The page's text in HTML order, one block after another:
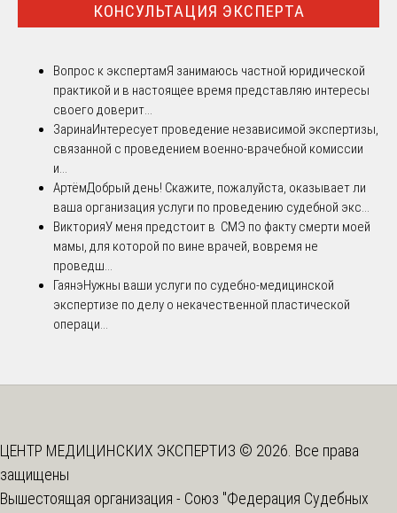
КОНСУЛЬТАЦИЯ ЭКСПЕРТА
Вопрос к экспертамЯ занимаюсь частной юридической
практикой и в настоящее время представляю интересы
своего доверит...
ЗаринаИнтересует проведение независимой экспертизы,
связанной с проведением военно-врачебной комиссии
и...
АртёмДобрый день! Скажите, пожалуйста, оказывает ли
ваша организация услуги по проведению судебной экс...
ВикторияУ меня предстоит в СМЭ по факту смерти моей
мамы, для которой по вине врачей, вовремя не
проведш...
ГаянэНужны ваши услуги по судебно-медицинской
экспертизе по делу о некачественной пластической
операци...
ЦЕНТР МЕДИЦИНСКИХ ЭКСПЕРТИЗ © 2026. Все права
защищены
Вышестоящая организация - Союз "Федерация Судебных